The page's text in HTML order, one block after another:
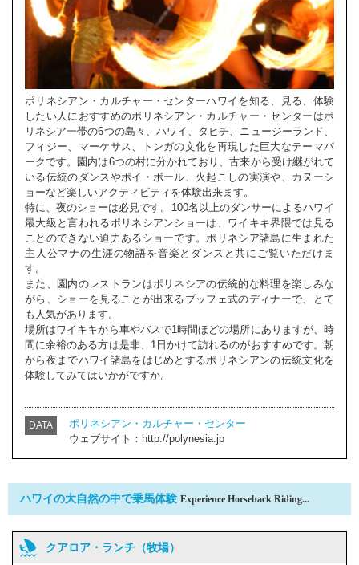
ポリネシアン・カルチャー・センターハワイを知る、見る、体験
したい人におすすめのポリネシアン・カルチャー・センターはポ
リネシア一帯の6つの島々、ハワイ、タヒチ、ニュージーランド、
フィジー、マーケサス、トンガの文化を再現した巨大なテーマパ
ークです。園内は6つの村に分かれており、古来から受け継がれて
いる伝統のダンスやポイ・ボール、火起こしの実演や、カヌーシ
ョーなど楽しいアクティビティを体験出来ます。
特に、夜のショーは必見です。100名以上のダンサーによるハワイ
最大級と言われるポリネシアンショーは、ワイキキ界隈では見る
ことのできない迫力あるショーです。ポリネシア諸島に生まれた
主人公マナの生涯の物語を音楽とダンスと共にご覧いただけま
す。
また、園内のレストランはポリネシアの伝統的な料理を楽しみな
がら、ショーを見ることが出来るブッフェ式のディナーで、とて
も人気があります。
場所はワイキキから車やバスで1時間ほどの場所にありますが、時
間に余裕のある方は是非、1日かけて訪れるのがおすすめです。朝
から夜までハワイ諸島をはじめとするポリネシアンの伝統文化を
体験してみてはいかがですか。
DATA
ポリネシアン・カルチャー・センター
ウェブサイト：http://polynesia.jp
ハワイの大自然の中で乗馬体験 Experience Horseback Riding...
クアロア・ランチ（牧場）